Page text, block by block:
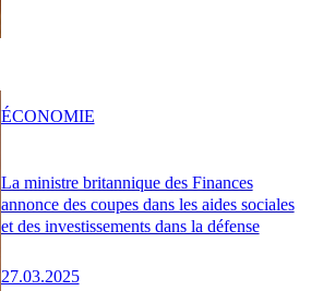
La ministre britannique des Finances
annonce des coupes dans les aides sociales
et des investissements dans la défense
27.03.2025
ÉCONOMIE